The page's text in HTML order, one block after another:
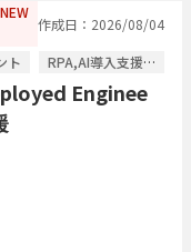
NEW
作成日：2026/08/04
ト RPA,AI導入支援コンサル / ITコンサルタント
Enginee